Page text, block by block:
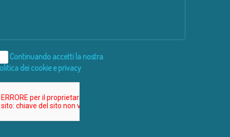
Continuando accetti la nostra
dei cookie e privacy